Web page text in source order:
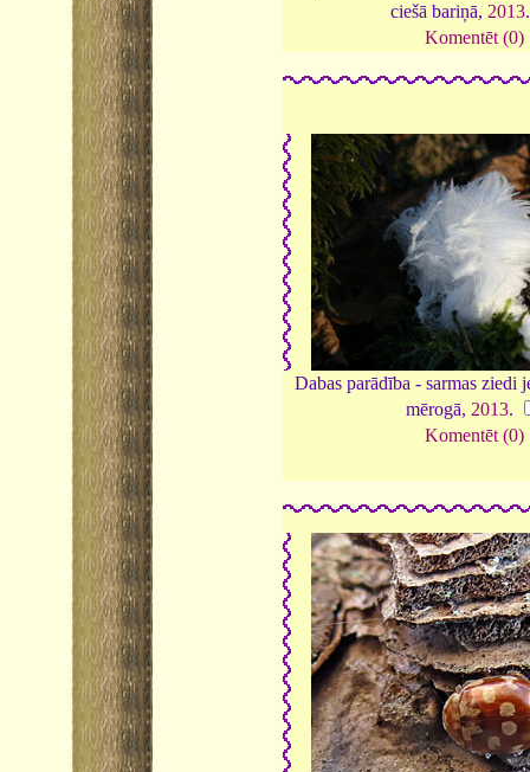
ciešā bariņā, 2013
Komentēt (0)
Dabas parādība - sarmas ziedi
mērogā, 2013.
Komentēt (0)